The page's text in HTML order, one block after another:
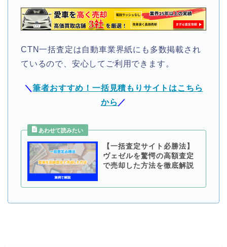
CTN一括査定は自動車業界紙にも多数掲載され
ているので、安心してご利用できます。
＼筆者おすすめ！一括見積もりサイトはこちら
から ／
【一括査定サイト必勝法】
ヴェゼルを驚愕の高額査定
で売却した方法を徹底解説